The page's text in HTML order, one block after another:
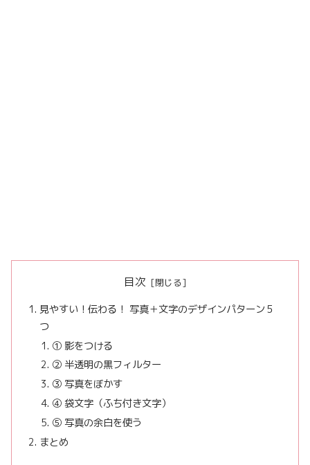
目次
見やすい！伝わる！ 写真＋文字のデザインパターン５
つ
① 影をつける
② 半透明の黒フィルター
③ 写真をぼかす
④ 袋文字（ふち付き文字）
⑤ 写真の余白を使う
まとめ